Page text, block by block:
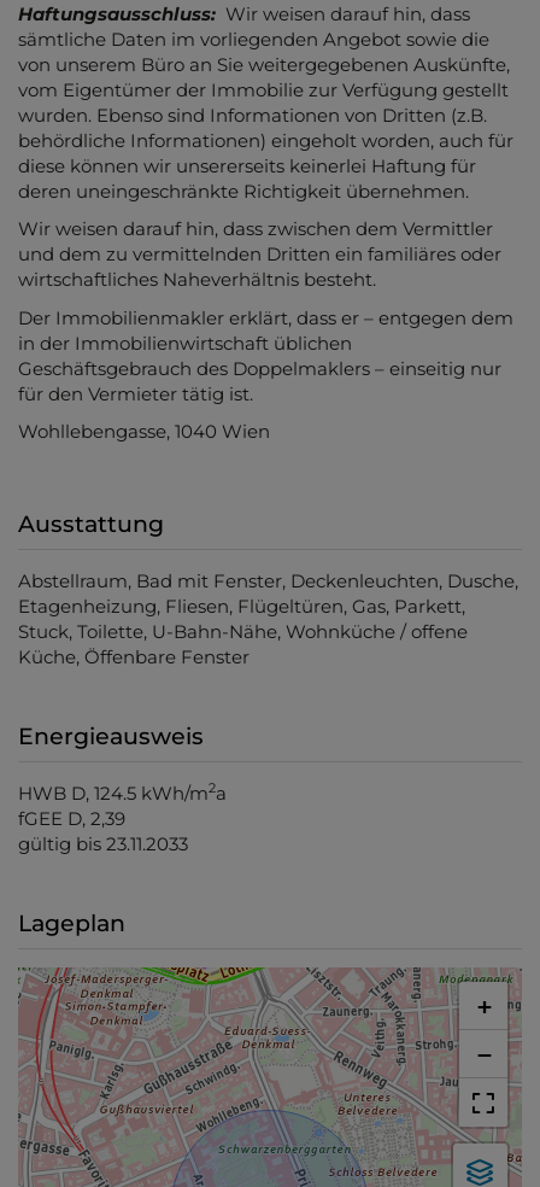
Haftungsausschluss: Wir weisen darauf hin, dass
sämtliche Daten im vorliegenden Angebot sowie die
von unserem Büro an Sie weitergegebenen Auskünfte,
vom Eigentümer der Immobilie zur Verfügung gestellt
wurden. Ebenso sind Informationen von Dritten (z.B.
behördliche Informationen) eingeholt worden, auch für
diese können wir unsererseits keinerlei Haftung für
deren uneingeschränkte Richtigkeit übernehmen.
Wir weisen darauf hin, dass zwischen dem Vermittler
und dem zu vermittelnden Dritten ein familiäres oder
wirtschaftliches Naheverhältnis besteht.
Der Immobilienmakler erklärt, dass er – entgegen dem
in der Immobilienwirtschaft üblichen
Geschäftsgebrauch des Doppelmaklers – einseitig nur
für den Vermieter tätig ist.
Wohllebengasse, 1040 Wien
Ausstattung
Abstellraum Bad mit Fenster Deckenleuchten Dusche
Etagenheizung Fliesen Flügeltüren Gas Parkett
Stuck Toilette U-Bahn-Nähe Wohnküche / offene
Küche Öffenbare Fenster
Energieausweis
HWB D, 124.5 kWh/m2a
fGEE D, 2,39
gültig bis 23.11.2033
Lageplan
+
−